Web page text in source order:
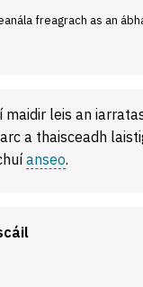
freagrach as an
maidir leis an
a thaisceadh
anseo.